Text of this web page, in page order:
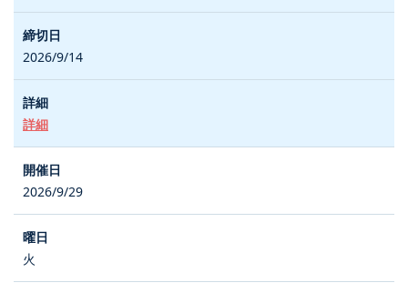
2026/9/14
詳細
2026/9/29
火